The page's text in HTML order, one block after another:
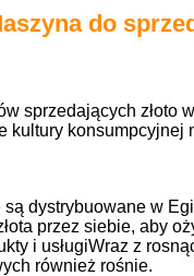
do
sprzedających złoto
kultury
dystrybuowane w
przez siebie, aby
i usługiWraz z
również rośnie.